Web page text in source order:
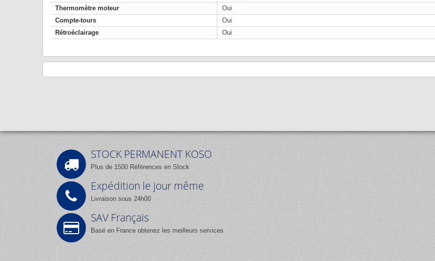
Thermomètre moteur
Oui
Compte-tours
Oui
Rétroéclairage
Oui
STOCK PERMANENT KOSO
Plus de 1500 Références en Stock
Expédition le jour même
Livraison sous 24h00
SAV Français
Basé en France obtenez les meilleurs services